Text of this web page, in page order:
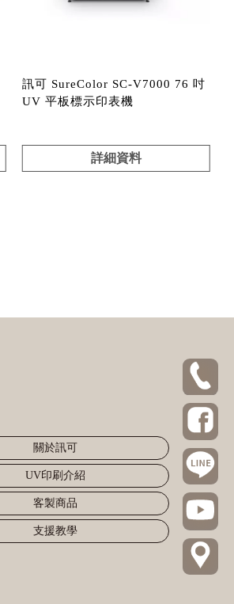
訊可 SureColor SC-V7000 76 吋
UV 平板標示印表機
詳細資料
關於訊可
UV印刷介紹
客製商品
支援教學